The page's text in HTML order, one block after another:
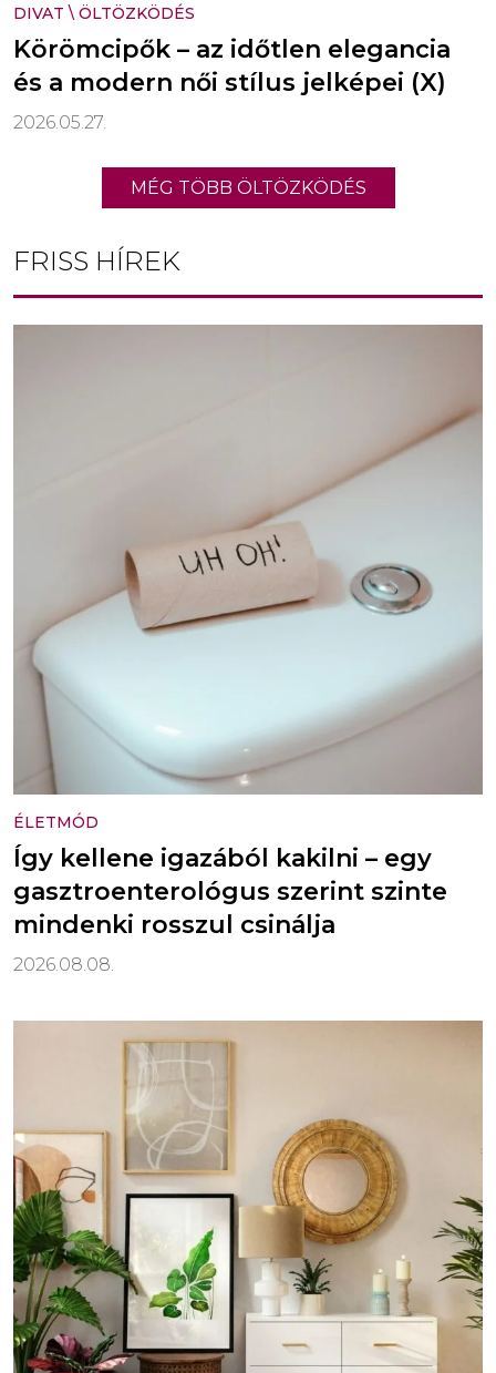
DIVAT \ ÖLTÖZKÖDÉS
Körömcipők – az időtlen elegancia
és a modern női stílus jelképei (X)
2026.05.27.
MÉG TÖBB ÖLTÖZKÖDÉS
FRISS HÍREK
ÉLETMÓD
Így kellene igazából kakilni – egy
gasztroenterológus szerint szinte
mindenki rosszul csinálja
2026.08.08.